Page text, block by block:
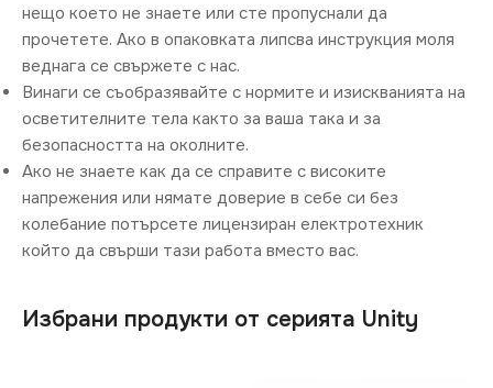
нещо което не знаете или сте пропуснали да
прочетете. Ако в опаковката липсва инструкция моля
веднага се свържете с нас.
Винаги се съобразявайте с нормите и изискванията на
осветителните тела както за ваша така и за
безопасността на околните.
Ако не знаете как да се справите с високите
напрежения или нямате доверие в себе си без
колебание потърсете лицензиран електротехник
който да свърши тази работа вместо вас.
Избрани продукти от серията Unity